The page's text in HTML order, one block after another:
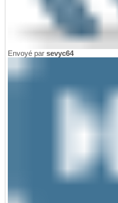
Envoyé par sevyc64